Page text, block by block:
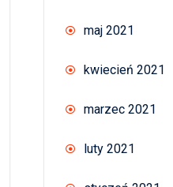
maj 2021
kwiecień 2021
marzec 2021
luty 2021